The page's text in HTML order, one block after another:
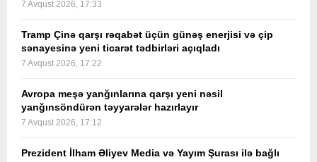
7 Avqust 2026, 17:33
Tramp Çinə qarşı rəqabət üçün günəş enerjisi və çip
sənayesinə yeni ticarət tədbirləri açıqladı
7 Avqust 2026, 17:22
Avropa meşə yanğınlarına qarşı yeni nəsil
yanğınsöndürən təyyarələr hazırlayır
7 Avqust 2026, 17:12
Prezident İlham Əliyev Media və Yayım Şurası ilə bağlı